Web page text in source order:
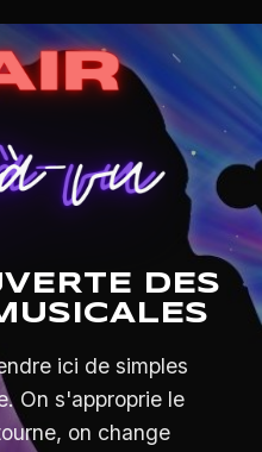
DES
ici de simples
On s'approprie le
on change